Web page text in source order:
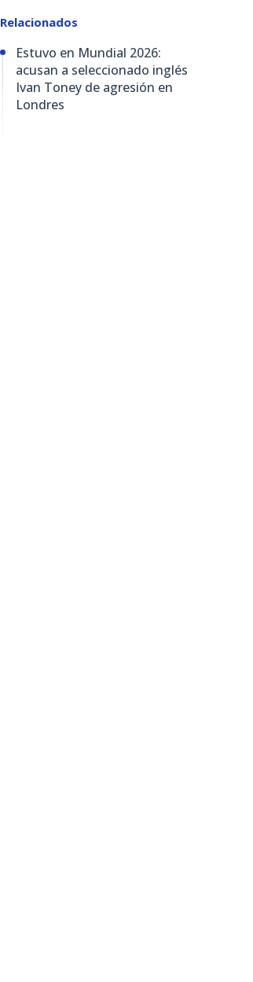
Relacionados
Estuvo en Mundial 2026:
acusan a seleccionado inglés
Ivan Toney de agresión en
Londres